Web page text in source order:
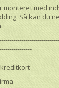
monteret med
Så kan du